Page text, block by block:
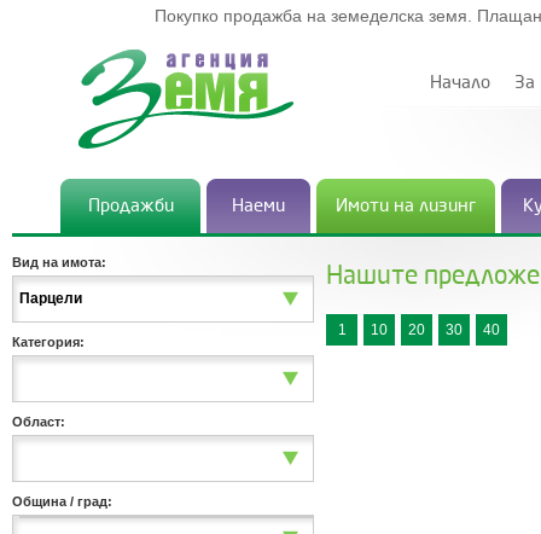
Покупко продажба на земеделска земя.
Начало За
Продажби Наеми Имоти на лизинг
Вид на имота:
Парцели
Категория:
Област:
Община / град:
Нашите
1 10 20 30 40